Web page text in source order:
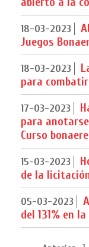
18-03-2023
Juegos
18-03-2023
para
17-03-2023
para
Curso
15-03-2023
de la
05-03-2023
del 131% en la